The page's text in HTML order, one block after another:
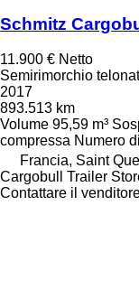
Schmitz
11.900 € Netto
Semirimorchio
2017
893.513 km
Volume 95,59 m³
compressa Numero
Francia, Saint
Cargobull Trailer
Contattare il